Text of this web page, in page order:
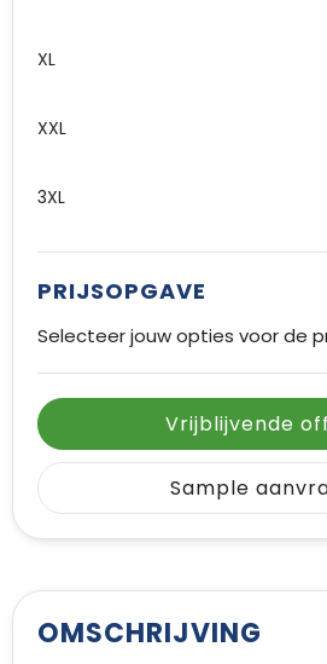
XL
XXL
3XL
PRIJSOPGAVE
Selecteer jouw opties voor de
Vrijblijvende
Sample
OMSCHRIJVING